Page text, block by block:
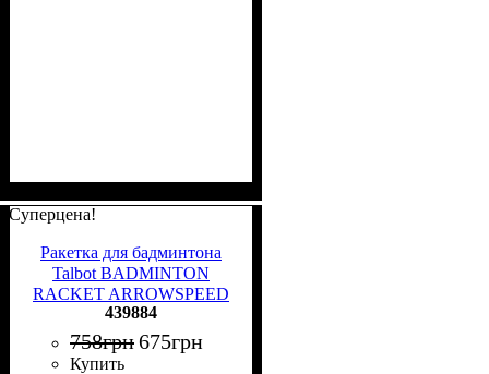
Суперцена!
Ракетка для бадминтона
Talbot BADMINTON
RACKET ARROWSPEED
199 черно-желтая 439884
439884
758грн675грн
Купить